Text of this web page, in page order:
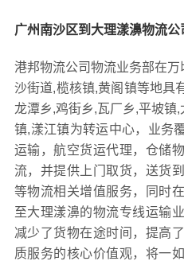
广州南沙区到大理漾濞物流公
港邦物流公司物流业务部在
沙街道,榄核镇,黄阁镇等地具
龙潭乡,鸡街乡,瓦厂乡,平坡镇
镇,漾江镇为转运中心，业务
运输，航空货运代理，仓储
流，并提供上门取货，送货
等物流相关增值服务，同时
至大理漾濞的物流专线运输
减少了货物在途时间，提高
质服务的核心价值观，将一